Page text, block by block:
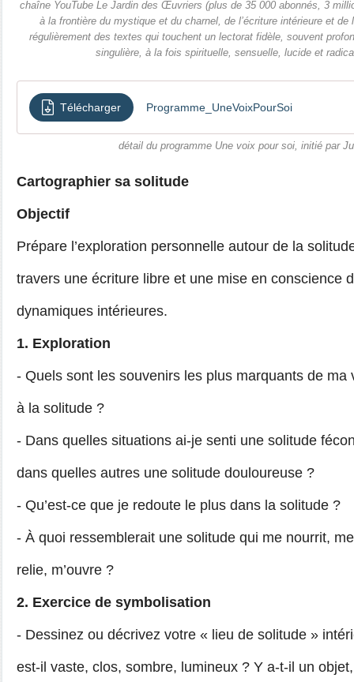
chaîne YouTube Le Jardin des Œuvriers (plus de 35 000 abonnés, 3
à la frontière du mystique et du charnel, de l’écriture intérieure et de
régulièrement des textes qui touchent un lectorat fidèle, souvent
singulière, à la fois spirituelle, sensuelle, lucide et
Télécharger Programme_UneVoixPourSoi
détail du programme Une voix pour soi, initié par
Cartographier sa solitude
Objectif
Prépare l’exploration personnelle autour de la
travers une écriture libre et une mise en conscience
dynamiques intérieures.
1. Exploration
- Quels sont les souvenirs les plus marquants de ma
à la solitude ?
- Dans quelles situations ai-je senti une solitude
dans quelles autres une solitude douloureuse ?
- Qu’est-ce que je redoute le plus dans la solitude ?
- À quoi ressemblerait une solitude qui me nourrit, me
relie, m’ouvre ?
2. Exercice de symbolisation
- Dessinez ou décrivez votre « lieu de solitude »
est-il vaste, clos, sombre, lumineux ? Y a-t-il un